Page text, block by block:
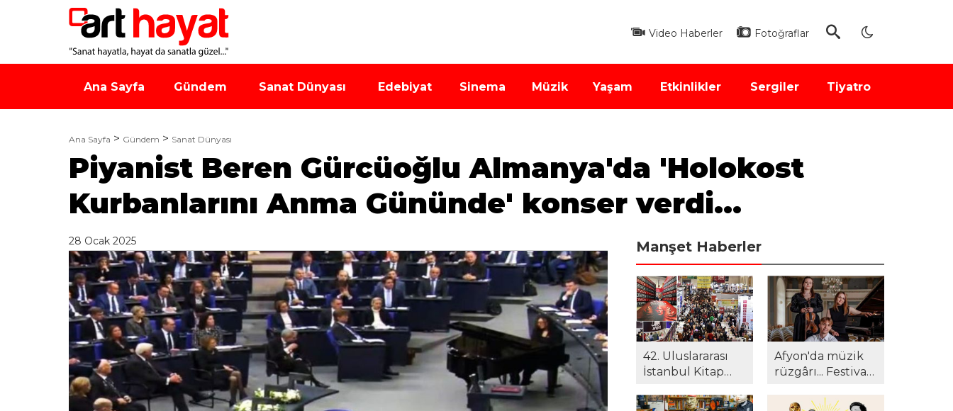
Video Haberler Fotoğraflar
Ana Sayfa Gündem Sanat Dünyası Edebiyat Sinema Müzik Yaşam Etkinlikler Sergiler Tiyatro
Ana Sayfa Gündem Sanat Dünyası
Piyanist Beren Gürcüoğlu Almanya'da 'Holokost
Kurbanlarını Anma Gününde' konser verdi...
28 Ocak 2025 Manşet Haberler
42. Uluslararası
İstanbul Kitap
ilgi! Gazeteci
Afyon'da müzik
rüzgârı... Festival
müze ve kültür